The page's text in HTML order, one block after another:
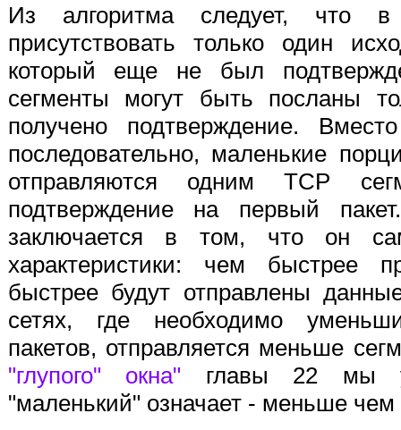
Из алгоритма следует, что
присутствовать только один
который еще не был
сегменты могут быть посланы
получено подтверждение.
последовательно, маленькие
отправляются одним TCP
подтверждение на первый
заключается в том, что он
характеристики: чем быстрее
быстрее будут отправлены
сетях, где необходимо
пакетов, отправляется меньше
"глупого" окна" главы 22 мы
"маленький" означает - меньше чем